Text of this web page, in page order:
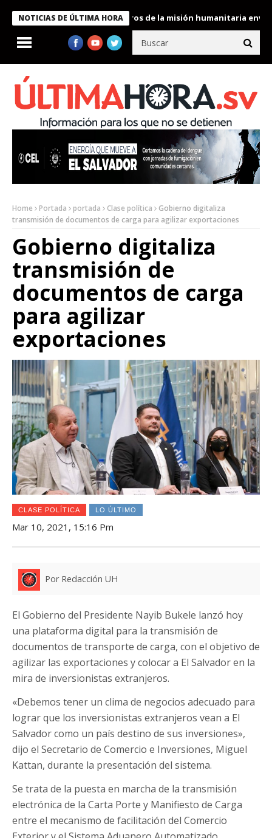
NOTICIAS DE ÚLTIMA HORA
condecora a miembros de la misión humanitaria enviada a
Home Portada portada Clase política
Gobierno digitaliza
transmisión de documentos de carga para agilizar exportaciones
Gobierno digitaliza
transmisión de
documentos de carga
para agilizar
exportaciones
CLASE POLÍTICA LO ÚLTIMO
Mar 10, 2021, 15:16 Pm
Por Redacción UH
El Gobierno del Presidente Nayib Bukele lanzó hoy
una plataforma digital para la transmisión de
documentos de transporte de carga, con el objetivo de
agilizar las exportaciones y colocar a El Salvador en la
mira de inversionistas extranjeros.
«Debemos tener un clima de negocios adecuado para
lograr que los inversionistas extranjeros vean a El
Salvador como un país destino de sus inversiones»,
dijo el Secretario de Comercio e Inversiones, Miguel
Kattan, durante la presentación del sistema.
Se trata de la puesta en marcha de la transmisión
electrónica de la Carta Porte y Manifiesto de Carga
entre el mecanismo de facilitación del Comercio